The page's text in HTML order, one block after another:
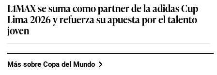
L1MAX se suma como partner de la adidas Cup
Lima 2026 y refuerza su apuesta por el talento
joven
Más sobre Copa del Mundo